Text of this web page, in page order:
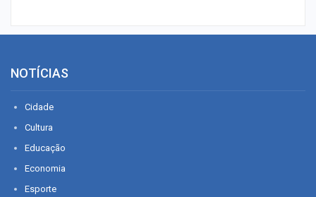
NOTÍCIAS
Cidade
Cultura
Educação
Economia
Esporte